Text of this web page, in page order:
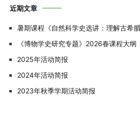
近期文章
暑期课程《自然科学史选讲：理解古希
《博物学史研究专题》2026春课程大纲
2025年活动简报
2024年活动简报
2023年秋季学期活动简报